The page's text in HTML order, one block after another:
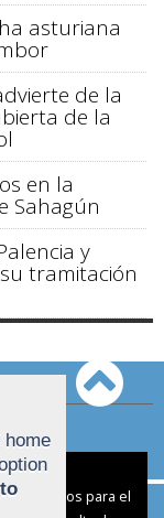
asturiana
de la
de la
en la
Sahagún
y
tramitación
home
de terceros para el